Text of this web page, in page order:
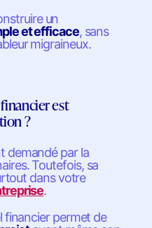
un
et efficace, sans
migraineux.
est
?
demandé par la
Toutefois, sa
dans votre
.
financier permet de